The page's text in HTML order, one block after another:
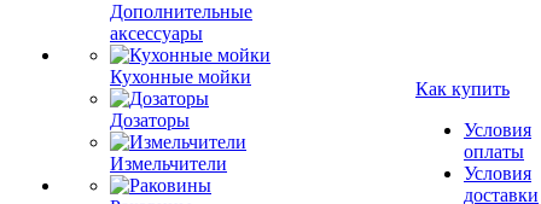
Дополнительные
аксессуары
Кухонные мойки
Дозаторы
Измельчители
Как купить
Условия
оплаты
Условия
доставки